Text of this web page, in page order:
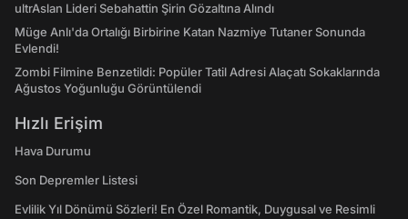
ultrAslan Lideri Sebahattin Şirin Gözaltına Alındı
Müge Anlı'da Ortalığı Birbirine Katan Nazmiye Tutaner Sonunda
Evlendi!
Zombi Filmine Benzetildi: Popüler Tatil Adresi Alaçatı Sokaklarında
Ağustos Yoğunluğu Görüntülendi
Hızlı Erişim
Hava Durumu
Son Depremler Listesi
Evlilik Yıl Dönümü Sözleri! En Özel Romantik, Duygusal ve Resimli